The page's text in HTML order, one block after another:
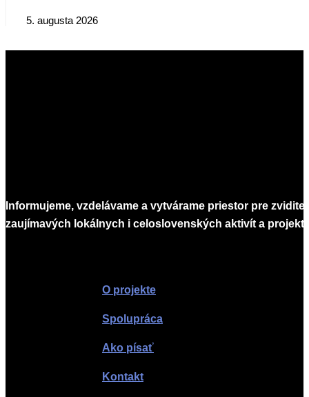
5. augusta 2026
Informujeme, vzdelávame a vytvárame priestor pre
zaujímavých lokálnych i celoslovenských aktivít a
O projekte
Spolupráca
Ako písať
Kontakt